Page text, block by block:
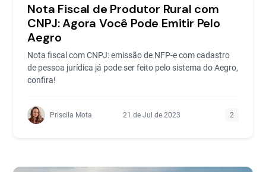
Nota Fiscal de Produtor Rural com
CNPJ: Agora Você Pode Emitir Pelo
Aegro
Nota fiscal com CNPJ: emissão de NFP-e com cadastro
de pessoa jurídica já pode ser feito pelo sistema do Aegro,
confira!
Priscila Mota 21 de Jul de 2023 2